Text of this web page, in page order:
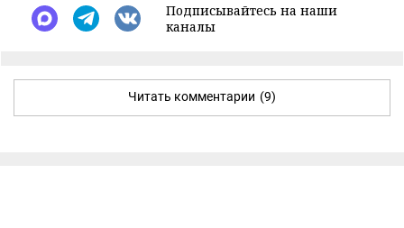
Подписывайтесь на наши
каналы
Читать комментарии (9)